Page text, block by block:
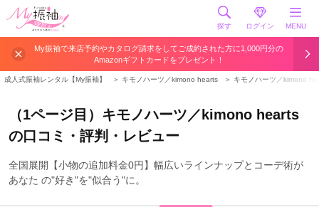
探す ログイン MENU
My振袖で来店予約やカタログ請求をしてご成約された方に1,000円分の
Amazonギフトカードをプレゼント！
成人式振袖レンタル【My振袖】 ＞ キモノハーツ／kimono hearts ＞ キモノハーツ／kimono
（1ページ目）キモノハーツ／kimono hearts
の口コミ・評判・レビュー
全国展開【小物の追加料金0円】幅広いラインナップとコーデ術が
あなた の"好き"を"似合う"に。